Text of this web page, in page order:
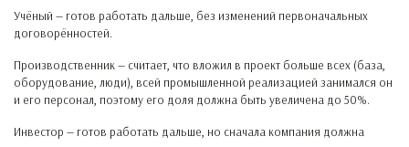
Учёный — готов работать дальше, без изменений первоначальных
договорённостей.
Производственник — считает, что вложил в проект больше всех (база,
оборудование, люди), всей промышленной реализацией занимался он
и его персонал, поэтому его доля должна быть увеличена до 50%.
Инвестор — готов работать дальше, но сначала компания должна